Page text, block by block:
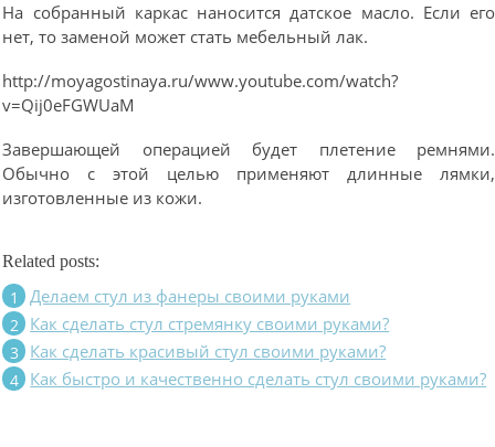
На собранный каркас наносится датское масло. Если его
нет, то заменой может стать мебельный лак.
http://moyagostinaya.ru/www.youtube.com/watch?
v=Qij0eFGWUaM
Завершающей операцией будет плетение ремнями.
Обычно с этой целью применяют длинные лямки,
изготовленные из кожи.
Related posts:
Делаем стул из фанеры своими руками
Как сделать стул стремянку своими руками?
Как сделать красивый стул своими руками?
Как быстро и качественно сделать стул своими руками?